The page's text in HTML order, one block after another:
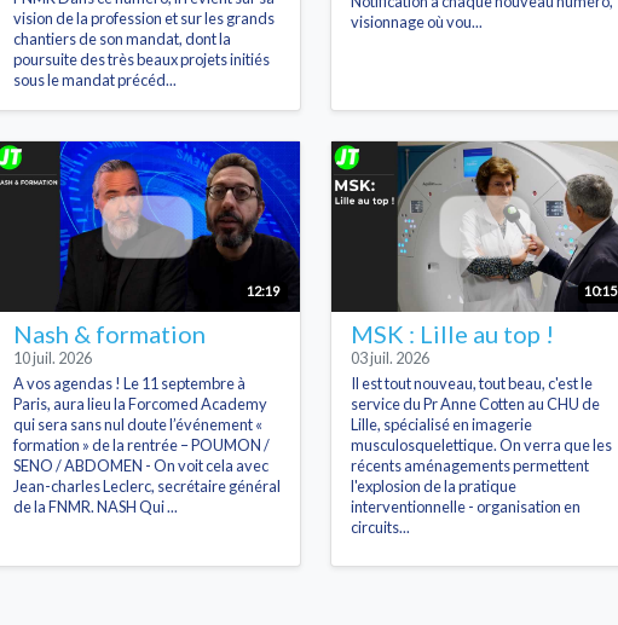
vision de la profession et sur les grands
chantiers de son mandat, dont la
poursuite des très beaux projets initiés
sous le mandat précéd...
visionnage où vou...
12:19
Nash & formation
10 juil. 2026
A vos agendas ! Le 11 septembre à
Paris, aura lieu la Forcomed Academy
qui sera sans nul doute l’événement «
formation » de la rentrée – POUMON /
SENO / ABDOMEN - On voit cela avec
Jean-charles Leclerc, secrétaire général
de la FNMR. NASH Qui ...
10:15
MSK : Lille au top !
03 juil. 2026
Il est tout nouveau, tout beau, c'est le
service du Pr Anne Cotten au CHU de
Lille, spécialisé en imagerie
musculosquelettique. On verra que les
récents aménagements permettent
l'explosion de la pratique
interventionnelle - organisation en
circuits...